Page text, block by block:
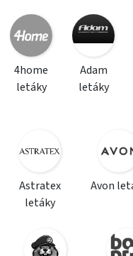
4home
letáky
Adam
letáky
Astratex
letáky
Avon